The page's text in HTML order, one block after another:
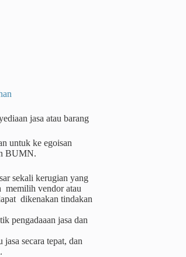
jasa atau barang
untuk ke egoisan
BUMN.
sekali kerugian yang
memilih vendor atau
dikenakan tindakan
pengadaaan jasa dan
secara tepat, dan